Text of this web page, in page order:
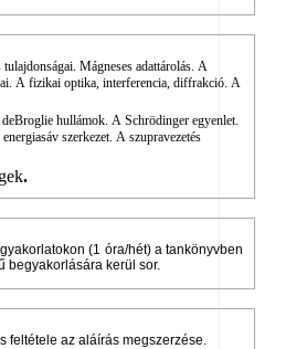
Mágneses adattárolás. A
A fizikai optika, interferencia, diffrakció. A
hullámok. A Schrödinger egyenlet.
szerkezet. A szupravezetés
.
(1 óra/hét) a tankönyvben
begyakorlására kerül sor.
feltétele az aláírás megszerzése.